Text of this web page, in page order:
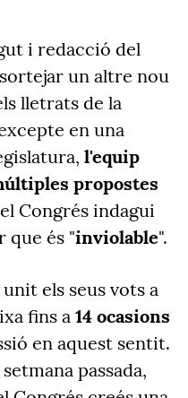
i redacció del
un altre nou
lletrats de la
en una
l'equip
propostes
Congrés indagui
que és "inviolable".
els seus vots a
fins a 14 ocasions
en aquest sentit.
passada,